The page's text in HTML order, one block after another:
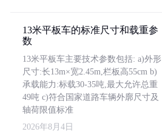
13米平板车的标准尺寸和载重参
数
13米平板车主要技术参数包括: a)外形
尺寸:长13m×宽2.45m,栏板高55cm b)
承载能力:标载30-35吨,最大允许总重
49吨 c)符合国家道路车辆外廓尺寸及
轴荷限值标准
2026年8月4日